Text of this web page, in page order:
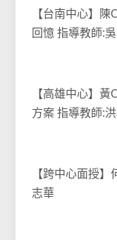
【台南中心】
回憶 指導教師:
【高雄中心】
方案 指導教師:
【跨中心面授
志華